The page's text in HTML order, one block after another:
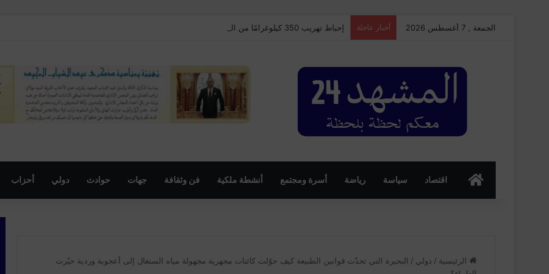
الجمعة , 7 أغسطس 2026 أخبار عاجلة إحباط تهريب 350 كيلوغرامًا من الشيرا بميناء طنجة المتوسط وتوقيف سائق شاحنة للنقل الدولي
الرئسيةاقتصاد سياسة رياضة أسرة ومجتمع أنشطة ملكية فن وثقافة جهات حوادث دولي أحزاب
الرئيسية / دولي / البحيرة التي تحدّت قوانين الطبيعة كيف حوّلت كائنات مجهرية مجهولة مياه السنغال إلى أعجوبة وردية حيّرت